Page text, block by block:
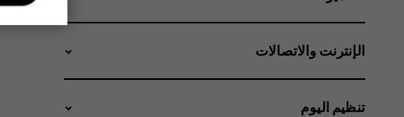
الإنترنت والاتصالات
تنظيم اليوم